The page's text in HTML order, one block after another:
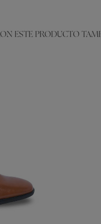
ESTE PRODUCTO